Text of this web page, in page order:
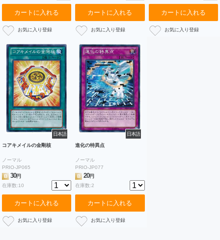
カートに入れる カートに入れる カートに入れる
日本語
コアキメイルの金剛核
ノーマル
PRIO-JP065
B
30円
在庫数:10
カートに入れる
日本語
進化の特異点
ノーマル
PRIO-JP077
B
20円
在庫数:2
カートに入れる